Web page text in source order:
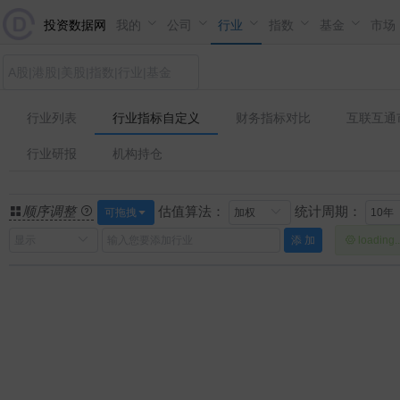
投资数据网 我的 公司 行业 指数 基金 市场
行业列表 行业指标自定义 财务指标对比
互联互
行业研报
机构持仓
顺序调整 可拖拽 估值算法： 统计周期：
添 加